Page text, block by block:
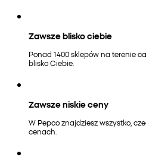
Zawsze blisko ciebie
Ponad 1400 sklepów na terenie
blisko Ciebie.
Zawsze niskie ceny
W Pepco znajdziesz wszystko,
cenach.